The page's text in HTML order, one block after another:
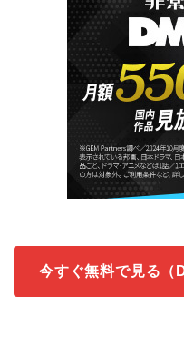
今すぐ無料で見る（